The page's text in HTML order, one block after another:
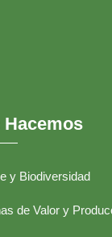
Hacemos
y Biodiversidad
de Valor y